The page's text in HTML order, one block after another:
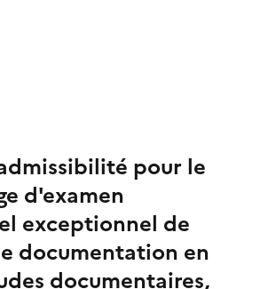
pour le
d'examen
exceptionnel de
documentation en
documentaires,